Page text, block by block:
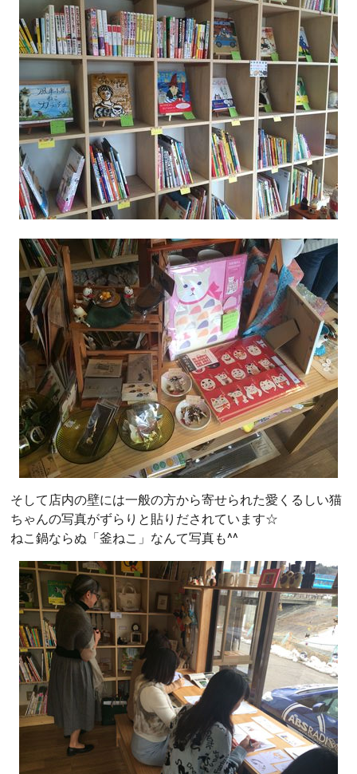
そして店内の壁には一般の方から寄せられた愛くるしい猫
ちゃんの写真がずらりと貼りだされています☆
ねこ鍋ならぬ「釜ねこ」なんて写真も^^